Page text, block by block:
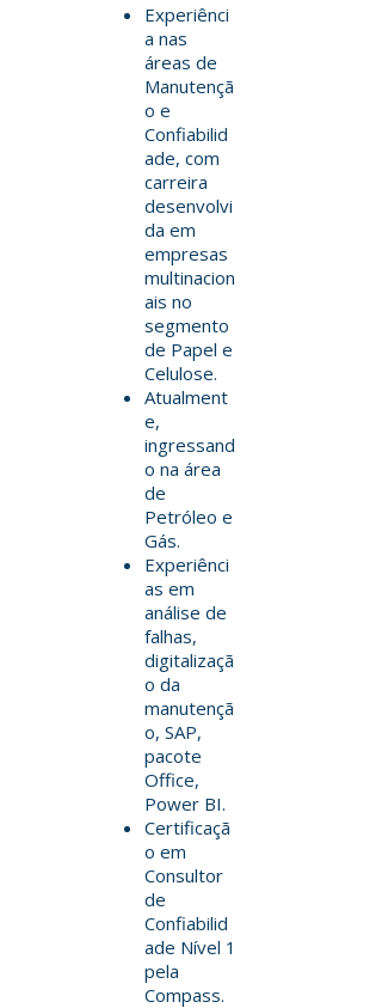
Experiênci
a nas
áreas de
Manutençã
o e
Confiabilid
ade, com
carreira
desenvolvi
da em
empresas
multinacion
ais no
segmento
de Papel e
Celulose.
Atualment
e,
ingressand
o na área
de
Petróleo e
Gás.
Experiênci
as em
análise de
falhas,
digitalizaçã
o da
manutençã
o, SAP,
pacote
Office,
Power BI.
Certificaçã
o em
Consultor
de
Confiabilid
ade Nível 1
pela
Compass.